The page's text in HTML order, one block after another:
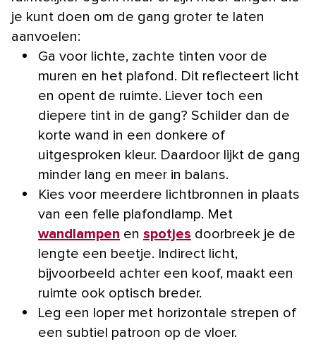
je kunt doen om de gang groter te laten
aanvoelen:
Ga voor lichte, zachte tinten voor de
muren en het plafond. Dit reflecteert licht
en opent de ruimte. Liever toch een
diepere tint in de gang? Schilder dan de
korte wand in een donkere of
uitgesproken kleur. Daardoor lijkt de gang
minder lang en meer in balans.
Kies voor meerdere lichtbronnen in plaats
van een felle plafondlamp. Met
wandlampen en spotjes doorbreek je de
lengte een beetje. Indirect licht,
bijvoorbeeld achter een koof, maakt een
ruimte ook optisch breder.
Leg een loper met horizontale strepen of
een subtiel patroon op de vloer.